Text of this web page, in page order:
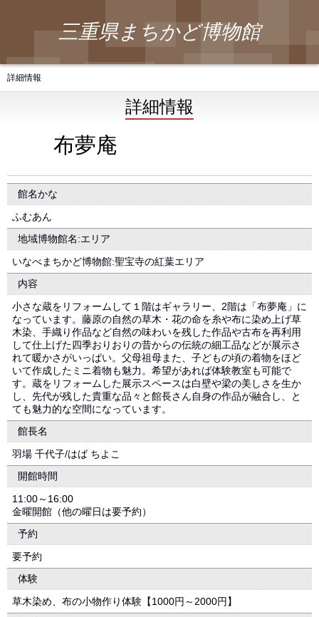
三重県まちかど博物館
詳細情報
詳細情報
布夢庵
館名かな
ふむあん
地域博物館名:エリア
いなべまちかど博物館:聖宝寺の紅葉エリア
内容
小さな蔵をリフォームして１階はギャラリー、2階は「布夢庵」に
なっています。藤原の自然の草木・花の命を糸や布に染め上げ草
木染、手織り作品など自然の味わいを残した作品や古布を再利用
して仕上げた四季おりおりの昔からの伝統の細工品などが展示さ
れて暖かさがいっぱい。父母祖母また、子どもの頃の着物をほど
いて作成したミニ着物も魅力。希望があれば体験教室も可能で
す。蔵をリフォームした展示スペースは白壁や梁の美しさを生か
し、先代が残した貴重な品々と館長さん自身の作品が融合し、と
ても魅力的な空間になっています。
館長名
羽場 千代子/はば ちよこ
開館時間
11:00～16:00
金曜開館（他の曜日は要予約）
予約
要予約
体験
草木染め、布の小物作り体験【1000円～2000円】